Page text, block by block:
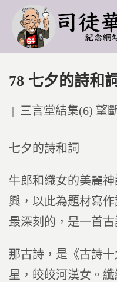
78 七夕的詩和
Posted
三言堂結集(6) 望
七夕的詩和詞
牛郎和織女的美麗
興，以此為題材寫
最深刻的，是一首古
那古詩，是《古詩
星，皎皎河漢女。